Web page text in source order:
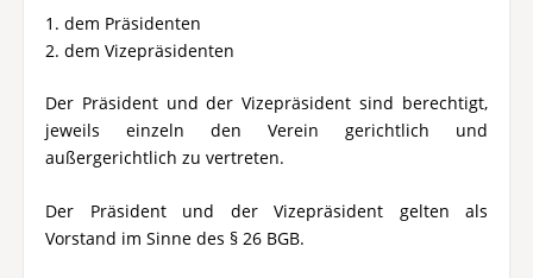
1. dem Präsidenten
2. dem Vizepräsidenten
Der Präsident und der Vizepräsident sind berechtigt,
jeweils einzeln den Verein gerichtlich und
außergerichtlich zu vertreten.
Der Präsident und der Vizepräsident gelten als
Vorstand im Sinne des § 26 BGB.